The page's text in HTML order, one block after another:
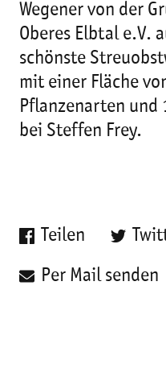
Wegener von der
Oberes Elbtal e.V.
schönste
mit einer Fläche
Pflanzenarten und
bei Steffen Frey.
Teilen
Per Mail senden